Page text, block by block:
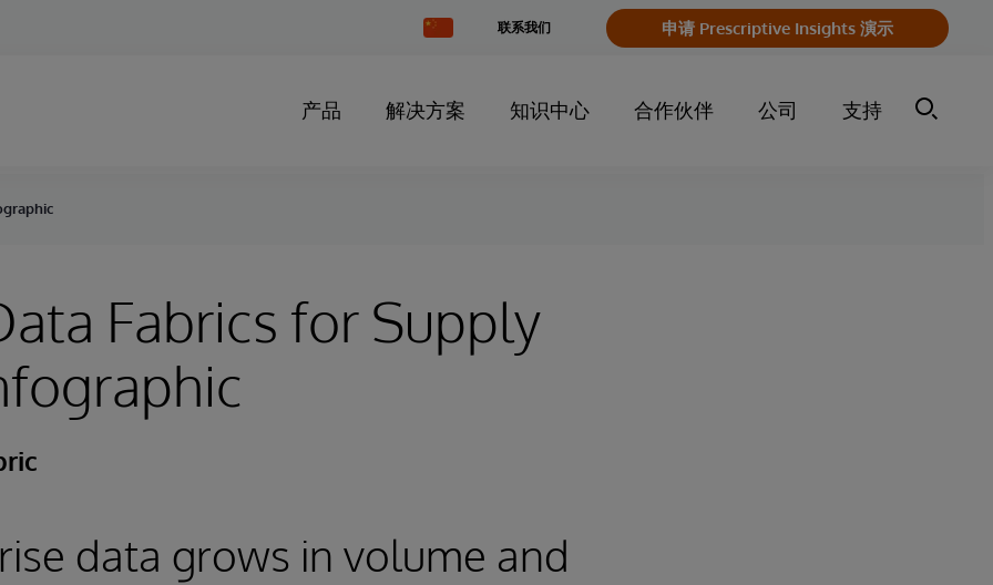
Change
Country
联系我们 申请 Prescriptive Insights 演示
产品 解决方案 知识中心 合作伙伴 公司 支持
Fabrics for Supply
data grows in volume and